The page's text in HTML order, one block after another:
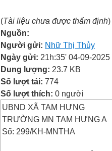
(Tài liệu chưa được thẩm định)
Nguồn:
Người gửi: Nhữ Thị Thủy
Ngày gửi: 21h:35' 04-09-2025
Dung lượng: 23.7 KB
Số lượt tải: 774
Số lượt thích: 0 người
UBND XÃ TAM HƯNG
TRƯỜNG MN TAM HƯNG A
Số: 299/KH-MNTHA